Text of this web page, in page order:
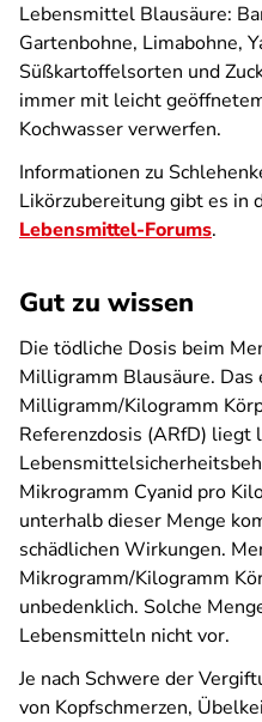
Lebensmittel Blausäure:
Gartenbohne, Limabohne,
Süßkartoffelsorten und
immer mit leicht
Kochwasser verwerfen.
Informationen zu
Likörzubereitung gibt es in
Lebensmittel-Forums.
Gut zu wissen
Die tödliche Dosis beim
Milligramm Blausäure.
Milligramm/Kilogramm
Referenzdosis (ARfD) liegt
Mikrogramm Cyanid pro
unterhalb dieser Menge
schädlichen Wirkungen.
Mikrogramm/Kilogramm
unbedenklich. Solche
Lebensmitteln nicht vor.
Je nach Schwere der
von Kopfschmerzen,